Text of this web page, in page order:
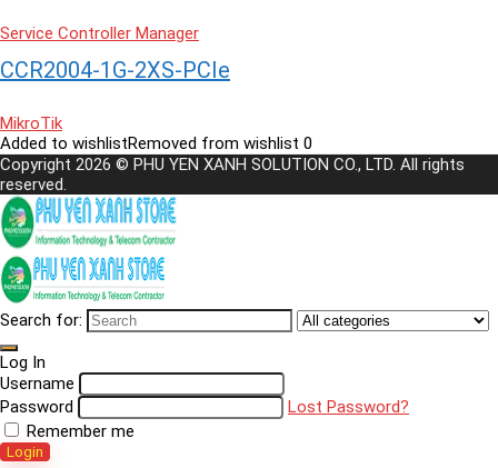
Service Controller Manager
CCR2004-1G-2XS-PCIe
MikroTik
Added to wishlistRemoved from wishlist 0
Copyright 2026 © PHU YEN XANH SOLUTION CO., LTD. All rights
reserved.
Search for:
Log In
Username
Password
Lost Password?
Remember me
Login